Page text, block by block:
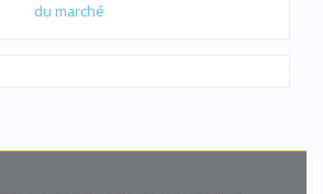
du marché